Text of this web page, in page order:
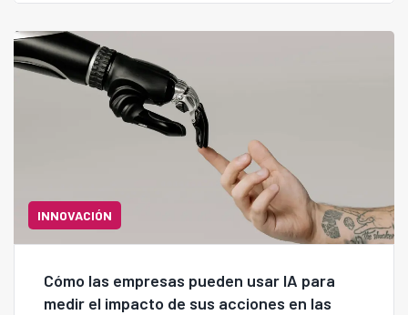
INNOVACIÓN
Cómo las empresas pueden usar IA para
medir el impacto de sus acciones en las